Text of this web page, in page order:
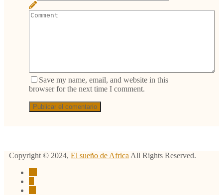
Save my name, email, and website in this
browser for the next time I comment.
Copyright © 2024, El sueño de Africa All Rights Reserved.